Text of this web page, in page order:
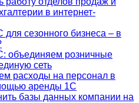
в интернет-
сезонного бизнеса – в
объединяем розничные
сеть
расходы на персонал в
аренды 1С
базы данных компании на